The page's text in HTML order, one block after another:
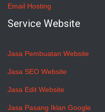
Email Hosting
Service Website
Jasa Pembuatan Website
Jasa SEO Website
Jasa Edit Website
Jasa Pasang Iklan Google